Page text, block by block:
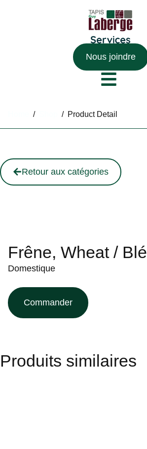
Nous joindre
/ / Product Detail
Retour aux catégories
Frêne, Wheat / Blé
Domestique
Commander
Produits similaires